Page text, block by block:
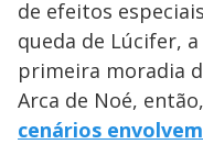
de efeitos
queda de Lúcifer,
primeira moradia
Arca de Noé,
cenários